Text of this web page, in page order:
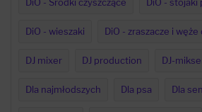
DiO - wieszaki DiO - zraszacze i
DJ mixer DJ production DJ-
Dla najmłodszych Dla psa Dla